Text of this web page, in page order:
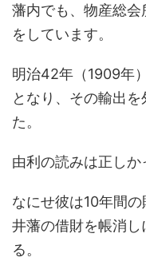
藩内でも、物産総
をしています。
明治42年（1909年
となり、その輸出
た。
由利の読みは正しか
なにせ彼は10年間
井藩の借財を帳消
る。